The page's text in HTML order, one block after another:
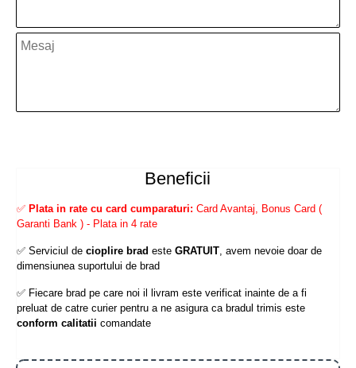
Beneficii
✅ Plata in rate cu card cumparaturi: Card Avantaj, Bonus Card (
Garanti Bank ) - Plata in 4 rate
✅ Serviciul de cioplire brad este GRATUIT, avem nevoie doar de
dimensiunea suportului de brad
✅ Fiecare brad pe care noi il livram este verificat inainte de a fi
preluat de catre curier pentru a ne asigura ca bradul trimis este
conform calitatii comandate